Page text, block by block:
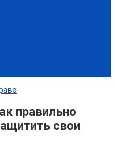
правильно
свои